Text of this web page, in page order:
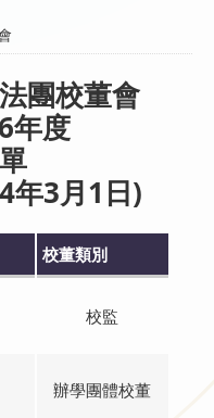
團校董會
年度
年3月1日)
校董類別
校監
辦學團體校董